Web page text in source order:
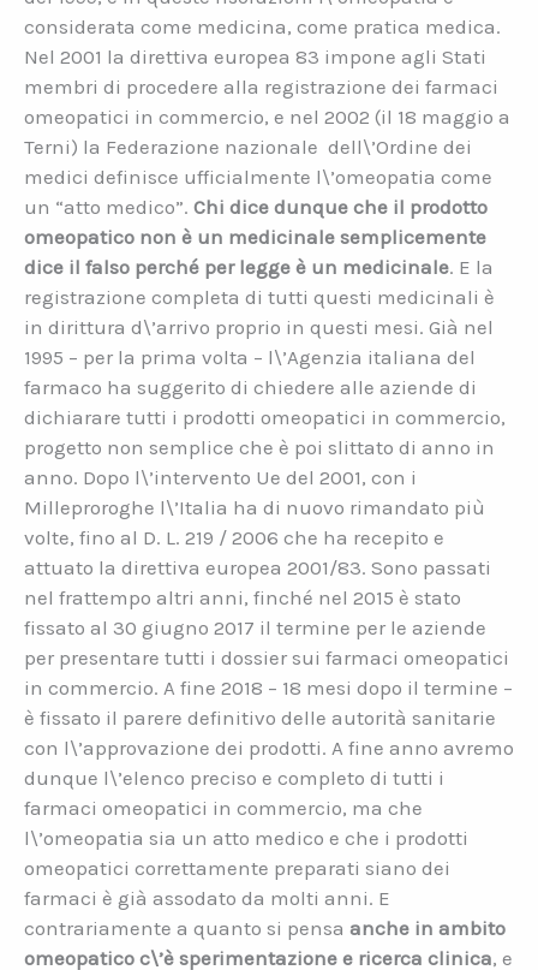
considerata come medicina, come pratica medica.
Nel 2001 la direttiva europea 83 impone agli Stati
membri di procedere alla registrazione dei farmaci
omeopatici in commercio, e nel 2002 (il 18 maggio a
Terni) la Federazione nazionale dell\’Ordine dei
medici definisce ufficialmente l\’omeopatia come
un “atto medico”. Chi dice dunque che il prodotto
omeopatico non è un medicinale semplicemente
dice il falso perché per legge è un medicinale. E la
registrazione completa di tutti questi medicinali è
in dirittura d\’arrivo proprio in questi mesi. Già nel
1995 – per la prima volta – l\’Agenzia italiana del
farmaco ha suggerito di chiedere alle aziende di
dichiarare tutti i prodotti omeopatici in commercio,
progetto non semplice che è poi slittato di anno in
anno. Dopo l\’intervento Ue del 2001, con i
Milleproroghe l\’Italia ha di nuovo rimandato più
volte, fino al D. L. 219 / 2006 che ha recepito e
attuato la direttiva europea 2001/83. Sono passati
nel frattempo altri anni, finché nel 2015 è stato
fissato al 30 giugno 2017 il termine per le aziende
per presentare tutti i dossier sui farmaci omeopatici
in commercio. A fine 2018 – 18 mesi dopo il termine –
è fissato il parere definitivo delle autorità sanitarie
con l\’approvazione dei prodotti. A fine anno avremo
dunque l\’elenco preciso e completo di tutti i
farmaci omeopatici in commercio, ma che
l\’omeopatia sia un atto medico e che i prodotti
omeopatici correttamente preparati siano dei
farmaci è già assodato da molti anni. E
contrariamente a quanto si pensa anche in ambito
omeopatico c\’è sperimentazione e ricerca clinica, e